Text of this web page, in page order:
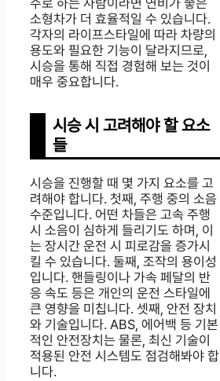
주로 하는 사람이라면 연비가 좋은
소형차가 더 효율적일 수 있습니다.
각자의 라이프스타일에 따라 차량의
용도와 필요한 기능이 달라지므로,
시승을 통해 직접 경험해 보는 것이
매우 중요합니다.
시승 시 고려해야 할 요소
들
시승을 진행할 때 몇 가지 요소를 고
려해야 합니다. 첫째, 주행 중의 소음
수준입니다. 어떤 차들은 고속 주행
시 소음이 심하게 들리기도 하며, 이
는 장시간 운전 시 피로감을 증가시
킬 수 있습니다. 둘째, 조작의 용이성
입니다. 핸들링이나 가속 페달의 반
응 속도 등은 개인의 운전 스타일에
큰 영향을 미칩니다. 셋째, 안전 장치
와 기술입니다. ABS, 에어백 등 기본
적인 안전장치는 물론, 최신 기술이
적용된 안전 시스템도 점검해봐야 합
니다.